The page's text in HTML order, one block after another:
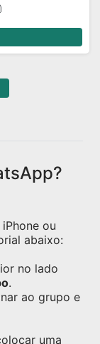
ou
abaixo:
no lado
.
ao grupo e
uma